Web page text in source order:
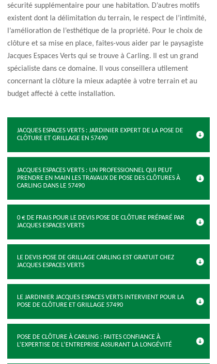
sécurité supplémentaire pour une habitation. D’autres motifs
existent dont la délimitation du terrain, le respect de l’intimité,
l’amélioration de l’esthétique de la propriété. Pour le choix de
clôture et sa mise en place, faites-vous aider par le paysagiste
Jacques Espaces Verts qui se trouve à Carling. Il est un grand
spécialiste dans ce domaine. Il vous conseillera utilement
concernant la clôture la mieux adaptée à votre terrain et au
budget affecté à cette installation.
JACQUES ESPACES VERTS : JARDINIER EXPERT DE LA POSE DE
CLÔTURE ET GRILLAGE EN 57490
JACQUES ESPACES VERTS : UN PROFESSIONNEL QUI PEUT
PRENDRE EN MAIN LES TRAVAUX DE POSE DES CLÔTURES À
CARLING DANS LE 57490
0 € DE FRAIS POUR LE DEVIS POSE DE CLÔTURE PRÉPARÉ PAR
JACQUES ESPACES VERTS
LE DEVIS POSE DE GRILLAGE CARLING EST GRATUIT CHEZ
JACQUES ESPACES VERTS
LE JARDINIER JACQUES ESPACES VERTS INTERVIENT POUR LA
POSE DE CLÔTURE ET GRILLAGE 57490
POSE DE CLÔTURE À CARLING : FAITES CONFIANCE À
L’EXPERTISE DE L’ENTREPRISE ASSURANT LA LONGÉVITÉ